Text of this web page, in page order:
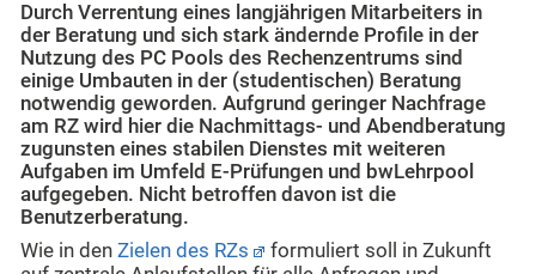
Durch Verrentung eines langjährigen Mitarbeiters in
der Beratung und sich stark ändernde Profile in der
Nutzung des PC Pools des Rechenzentrums sind
einige Umbauten in der (studentischen) Beratung
notwendig geworden. Aufgrund geringer Nachfrage
am RZ wird hier die Nachmittags- und Abendberatung
zugunsten eines stabilen Dienstes mit weiteren
Aufgaben im Umfeld E-Prüfungen und bwLehrpool
aufgegeben. Nicht betroffen davon ist die
Benutzerberatung.
Wie in den Zielen des RZs
formuliert soll in Zukunft